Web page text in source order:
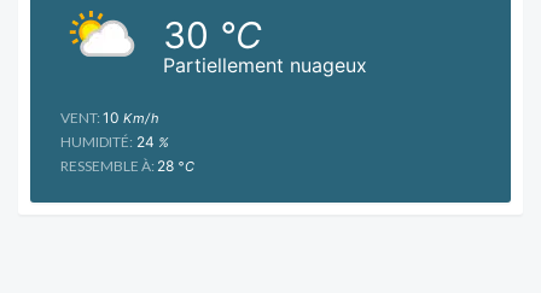
Partiellement nuageux
30 °C
VENT: 10 Km/h
HUMIDITÉ: 24 %
RESSEMBLE À: 28 °C